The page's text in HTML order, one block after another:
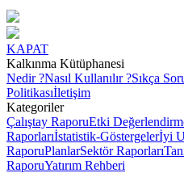
KAPAT
Kalkınma Kütüphanesi
Nedir ?Nasıl Kullanılır ?Sıkça
Politikasıİletişim
Kategoriler
Çalıştay RaporuEtki
Raporlarıİstatistik-Göstergelerİyi
RaporuPlanlarSektör Raporları
RaporuYatırım Rehberi